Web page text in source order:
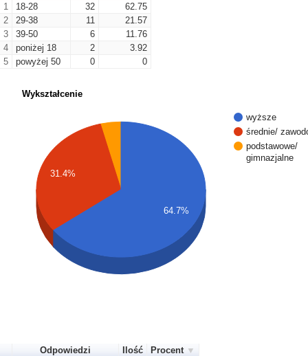
1
18-28 32
62.75
2
29-38 11
21.57
3
39-50 6
11.76
4
poniżej 18 2
3.92
5
powyżej 50 0 0
Wykształcenie
wyższe
średnie/
podstawowe/
gimnazjalne
31.4%
64.7%
Odpowiedzi Ilość
Procent